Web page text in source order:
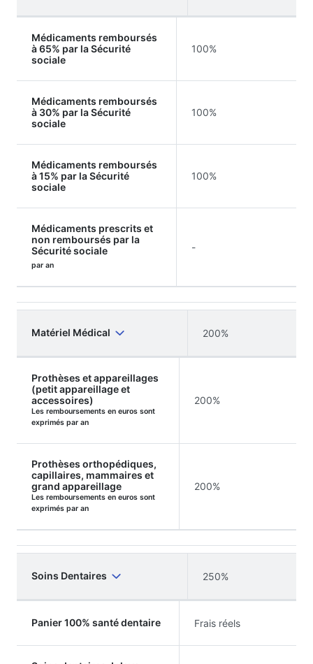
Médicaments remboursés
à 65% par la Sécurité
sociale
100%
Médicaments remboursés
à 30% par la Sécurité
sociale
100%
Médicaments remboursés
à 15% par la Sécurité
sociale
100%
Médicaments prescrits et
non remboursés par la
Sécurité sociale
par an
-
Matériel Médical 200%
Prothèses et appareillages
(petit appareillage et
accessoires)
Les remboursements en euros sont
exprimés par an
200%
Prothèses orthopédiques,
capillaires, mammaires et
grand appareillage
Les remboursements en euros sont
exprimés par an
200%
Soins Dentaires 250%
Panier 100% santé dentaire Frais réels